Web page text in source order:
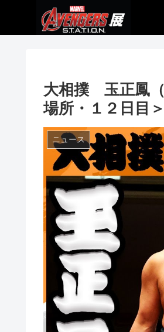
大相撲 玉正鳳（
場所・１２日目
ニュース